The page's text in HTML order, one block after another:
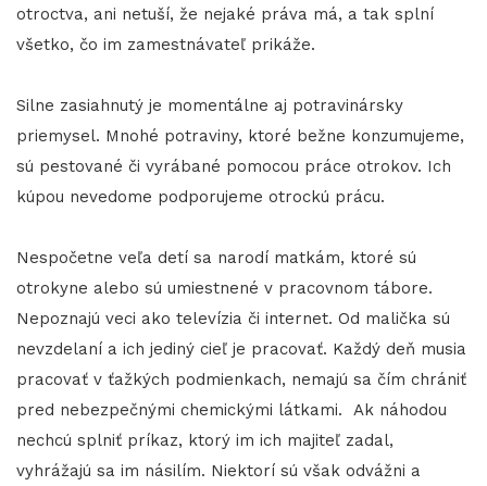
otroctva, ani netuší, že nejaké práva má, a tak splní
všetko, čo im zamestnávateľ prikáže.
Silne zasiahnutý je momentálne aj potravinársky
priemysel. Mnohé potraviny, ktoré bežne konzumujeme,
sú pestované či vyrábané pomocou práce otrokov. Ich
kúpou nevedome podporujeme otrockú prácu.
Nespočetne veľa detí sa narodí matkám, ktoré sú
otrokyne alebo sú umiestnené v pracovnom tábore.
Nepoznajú veci ako televízia či internet. Od malička sú
nevzdelaní a ich jediný cieľ je pracovať. Každý deň musia
pracovať v ťažkých podmienkach, nemajú sa čím chrániť
pred nebezpečnými chemickými látkami. Ak náhodou
nechcú splniť príkaz, ktorý im ich majiteľ zadal,
vyhrážajú sa im násilím. Niektorí sú však odvážni a